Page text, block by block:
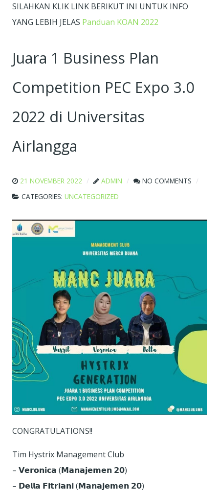
SILAHKAN KLIK LINK BERIKUT INI UNTUK INFO
YANG LEBIH JELAS Panduan KOAN 2022
Juara 1 Business Plan
Competition PEC Expo 3.0
2022 di Universitas
Airlangga
21 NOVEMBER 2022 ADMIN
NO COMMENTS
CATEGORIES: UNCATEGORIZED
CONGRATULATIONS!!
Tim Hystrix Management Club
– 𝗩𝗲𝗿𝗼𝗻𝗶𝗰𝗮 (𝗠𝗮𝗻𝗮𝗷𝗲𝗺𝗲𝗻 𝟮𝟬)
– 𝗗𝗲𝗹𝗹𝗮 𝗙𝗶𝘁𝗿𝗶𝗮𝗻𝗶 (𝗠𝗮𝗻𝗮𝗷𝗲𝗺𝗲𝗻 𝟮𝟬)